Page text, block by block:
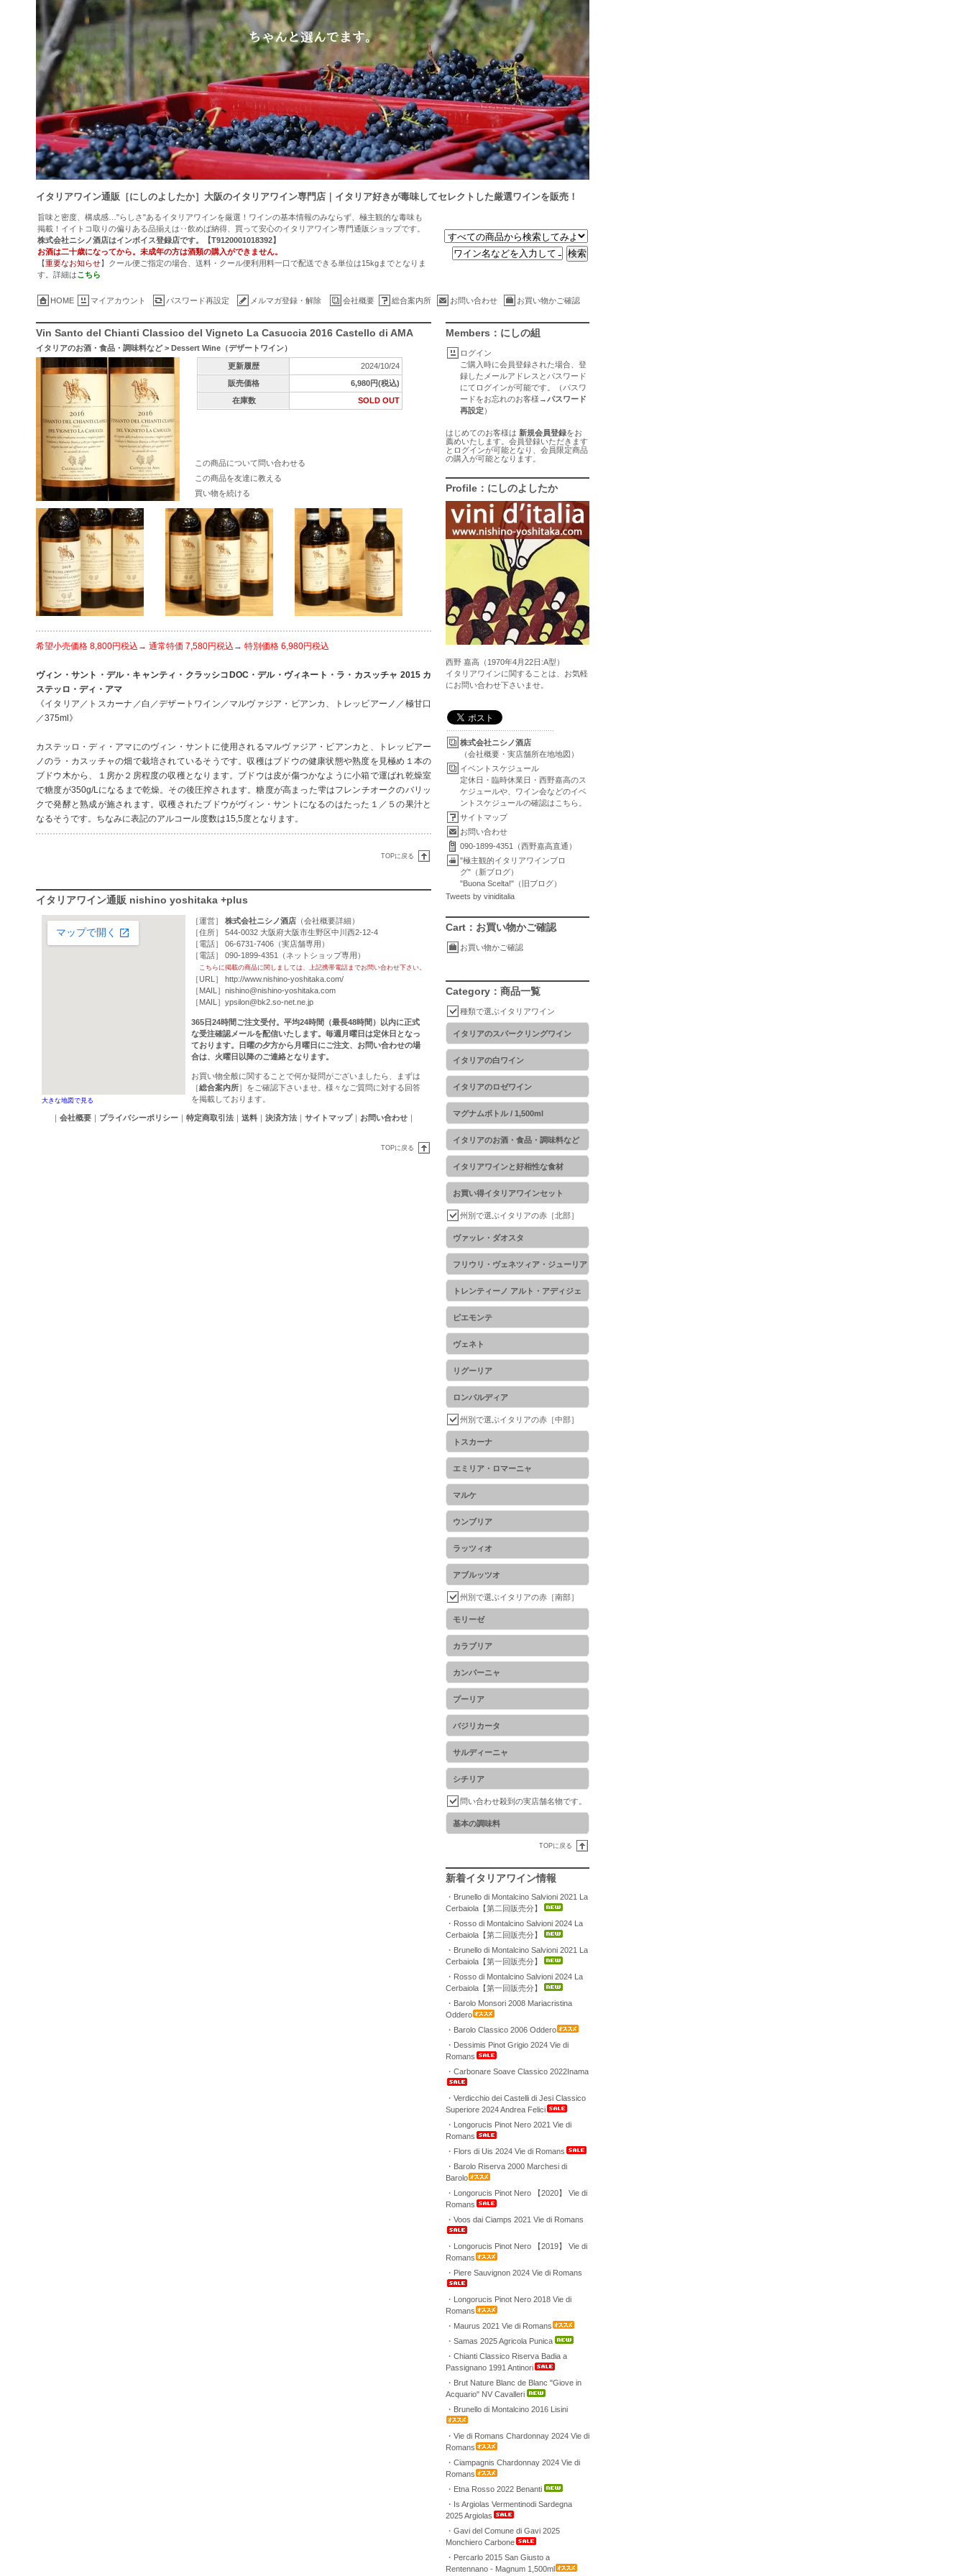
イタリアワイン通販［にしのよしたか］大阪のイタリアワイン専門店｜イタリア好きが毒味してセレクトした厳選ワインを販売！
旨味と密度、構成感…"らしさ"あるイタリアワインを厳選！ワインの基本情報のみならず、極主観的な毒味も
掲載！イイトコ取りの偏りある品揃えは‥飲めば納得、買って安心のイタリアワイン専門通販ショップです。
株式会社ニシノ酒店はインボイス登録店です。【T9120001018392】
お酒は二十歳になってから。未成年の方は酒類の購入ができません。
【重要なお知らせ】クール便ご指定の場合、送料・クール便利用料一口で配送できる単位は15kgまでとなりま
す。詳細はこちら
HOME マイアカウント パスワード再設定 メルマガ登録・解除 会社概要 総合案内所 お問い合わせ お買い物かご確認
Vin Santo del Chianti Classico del Vigneto La Casuccia 2016 Castello di AMA
イタリアのお酒・食品・調味料など> Dessert Wine（デザートワイン）
更新履歴
2024/10/24
販売価格
6,980円(税込)
在庫数
SOLD OUT
この商品について問い合わせる
この商品を友達に教える
買い物を続ける
希望小売価格 8,800円税込→ 通常特価 7,580円税込→ 特別価格 6,980円税込
ヴィン・サント・デル・キャンティ・クラッシコDOC・デル・ヴィネート・ラ・カスッチャ 2015 カ
ステッロ・ディ・アマ
《イタリア／トスカーナ／白／デザートワイン／マルヴァジア・ビアンカ、トレッビアーノ／極甘口
／375ml》
カステッロ・ディ・アマにのヴィン・サントに使用されるマルヴァジア・ビアンカと、トレッビアー
ノのラ・カスッチャの畑で栽培されているそうです。収穫はブドウの健康状態や熟度を見極め１本の
ブドウ木から、１房か２房程度の収穫となります。ブドウは皮が傷つかなように小箱で運ばれ乾燥室
で糖度が350g/Lになるまで乾燥。その後圧搾されます。糖度が高まった雫はフレンチオークのバリッ
クで発酵と熟成が施されます。収穫されたブドウがヴィン・サントになるのはたった１／５の果汁と
なるそうです。ちなみに表記のアルコール度数は15,5度となります。
TOPに戻る
イタリアワイン通販 nishino yoshitaka +plus
大きな地図で見る
［運営］ 株式会社ニシノ酒店 （会社概要詳細）
［住所］ 544-0032 大阪府大阪市生野区中川西2-12-4
［電話］ 06-6731-7406（実店舗専用）
［電話］ 090-1899-4351（ネットショップ専用）
こちらに掲載の商品に関しましては、上記携帯電話までお問い合わせ下さい。
［URL］ http://www.nishino-yoshitaka.com/
［MAIL］ nishino@nishino-yoshitaka.com
［MAIL］ ypsilon@bk2.so-net.ne.jp
365日24時間ご注文受付。平均24時間（最長48時間）以内に正式
な受注確認メールを配信いたします。毎週月曜日は定休日となっ
ております。日曜の夕方から月曜日にご注文、お問い合わせの場
合は、火曜日以降のご連絡となります。
お買い物全般に関することで何か疑問がございましたら、まずは
［総合案内所］をご確認下さいませ。様々なご質問に対する回答
を掲載しております。
｜ 会社概要 ｜ プライバシーポリシー ｜ 特定商取引法 ｜ 送料 ｜ 決済方法 ｜ サイトマップ｜ お問い合わせ ｜
TOPに戻る
Members：にしの組
ログイン
ご購入時に会員登録された場合、登
録したメールアドレスとパスワード
にてログインが可能です。（パスワ
ードをお忘れのお客様→パスワード
再設定）
はじめてのお客様は 新規会員登録をお
薦めいたします。会員登録いただきます
とログインが可能となり、会員限定商品
の購入が可能となります。
Profile：にしのよしたか
西野 嘉高（1970年4月22日:A型）
イタリアワインに関することは、お気軽
にお問い合わせ下さいませ。
株式会社ニシノ酒店
（会社概要・実店舗所在地地図）
イベントスケジュール
定休日・臨時休業日・西野嘉高のス
ケジュールや、ワイン会などのイベ
ントスケジュールの確認はこちら。
サイトマップ
お問い合わせ
090-1899-4351（西野嘉高直通）
"極主観的イタリアワインブロ
グ"（新ブログ）
"Buona Scelta!"（旧ブログ）
Tweets by viniditalia
Cart：お買い物かご確認
お買い物かご確認
Category：商品一覧
種類で選ぶイタリアワイン
イタリアのスパークリングワイン
イタリアの白ワイン
イタリアのロゼワイン
マグナムボトル / 1,500ml
イタリアのお酒・食品・調味料など
イタリアワインと好相性な食材
お買い得イタリアワインセット
州別で選ぶイタリアの赤［北部］
ヴァッレ・ダオスタ
フリウリ・ヴェネツィア・ジューリア
トレンティーノ アルト・アディジェ
ピエモンテ
ヴェネト
リグーリア
ロンバルディア
州別で選ぶイタリアの赤［中部］
トスカーナ
エミリア・ロマーニャ
マルケ
ウンブリア
ラッツィオ
アブルッツオ
州別で選ぶイタリアの赤［南部］
モリーゼ
カラブリア
カンパーニャ
プーリア
バジリカータ
サルディーニャ
シチリア
問い合わせ殺到の実店舗名物です。
基本の調味料
TOPに戻る
新着イタリアワイン情報
・Brunello di Montalcino Salvioni 2021 La
Cerbaiola【第二回販売分】
・Rosso di Montalcino Salvioni 2024 La
Cerbaiola【第二回販売分】
・Brunello di Montalcino Salvioni 2021 La
Cerbaiola【第一回販売分】
・Rosso di Montalcino Salvioni 2024 La
Cerbaiola【第一回販売分】
・Barolo Monsori 2008 Mariacristina
Oddero
・Barolo Classico 2006 Oddero
・Dessimis Pinot Grigio 2024 Vie di
Romans
・Carbonare Soave Classico 2022Inama
・Verdicchio dei Castelli di Jesi Classico
Superiore 2024 Andrea Felici
・Longorucis Pinot Nero 2021 Vie di
Romans
・Flors di Uis 2024 Vie di Romans
・Barolo Riserva 2000 Marchesi di
Barolo
・Longorucis Pinot Nero 【2020】 Vie di
Romans
・Voos dai Ciamps 2021 Vie di Romans
・Longorucis Pinot Nero 【2019】 Vie di
Romans
・Piere Sauvignon 2024 Vie di Romans
・Longorucis Pinot Nero 2018 Vie di
Romans
・Maurus 2021 Vie di Romans
・Samas 2025 Agricola Punica
・Chianti Classico Riserva Badia a
Passignano 1991 Antinori
・Brut Nature Blanc de Blanc "Giove in
Acquario" NV Cavalleri
・Brunello di Montalcino 2016 Lisini
・Vie di Romans Chardonnay 2024 Vie di
Romans
・Ciampagnis Chardonnay 2024 Vie di
Romans
・Etna Rosso 2022 Benanti
・Is Argiolas Vermentinodi Sardegna
2025 Argiolas
・Gavi del Comune di Gavi 2025
Monchiero Carbone
・Percarlo 2015 San Giusto a
Rentennano - Magnum 1,500ml